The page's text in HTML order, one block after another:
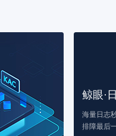
鲸眼·日志中心(KLC)
海量日志秒级检索，平滑跨越
排障最后一公里
了解详情